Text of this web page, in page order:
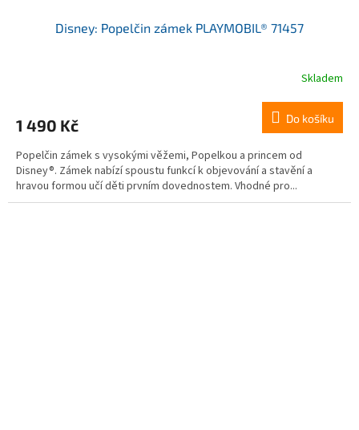
Disney: Popelčin zámek PLAYMOBIL® 71457
Skladem
1 490 Kč Do košíku
Popelčin zámek s vysokými věžemi, Popelkou a princem od
Disney®. Zámek nabízí spoustu funkcí k objevování a stavění a
hravou formou učí děti prvním dovednostem. Vhodné pro...